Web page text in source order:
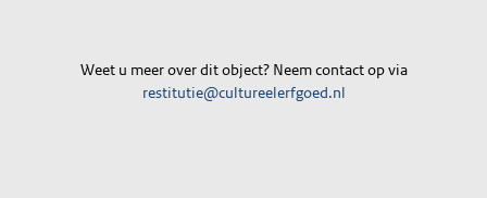
Weet u meer over dit object? Neem contact op via
restitutie@cultureelerfgoed.nl